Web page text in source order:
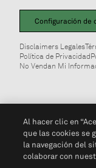
Configuración de
Disclaimers Legales
Política de Privacidad
No Vendan Mi
Al hacer clic en
que las cookies se
la navegación del
colaborar con